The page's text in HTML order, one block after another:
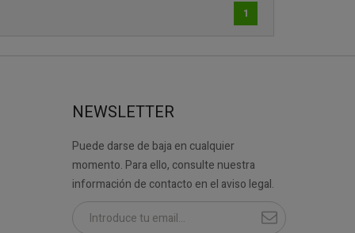
1
NEWSLETTER
Puede darse de baja en cualquier
momento. Para ello, consulte nuestra
información de contacto en el aviso legal.